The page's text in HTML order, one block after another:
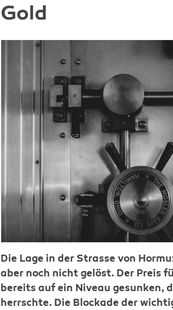
Gold
Die Lage in der Strasse von
aber noch nicht gelöst. Der Preis
bereits auf ein Niveau gesunken,
herrschte. Die Blockade der